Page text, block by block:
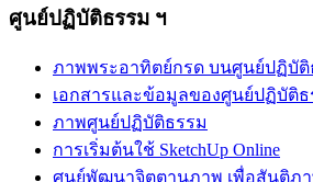
ศูนย์ปฏิบัติธรรม ฯ
ภาพพระอาทิตย์กรด บนศูนย์ปฏิบัติ
เอกสารและข้อมูลของศูนย์ปฏิบัติธ
ภาพศูนย์ปฏิบัติธรรม
การเริ่มต้นใช้ SketchUp Online
ศูนย์พัฒนาจิตตานุภาพ เพื่อสันติภ